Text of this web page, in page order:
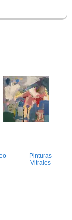
Pinturas
Vitrales